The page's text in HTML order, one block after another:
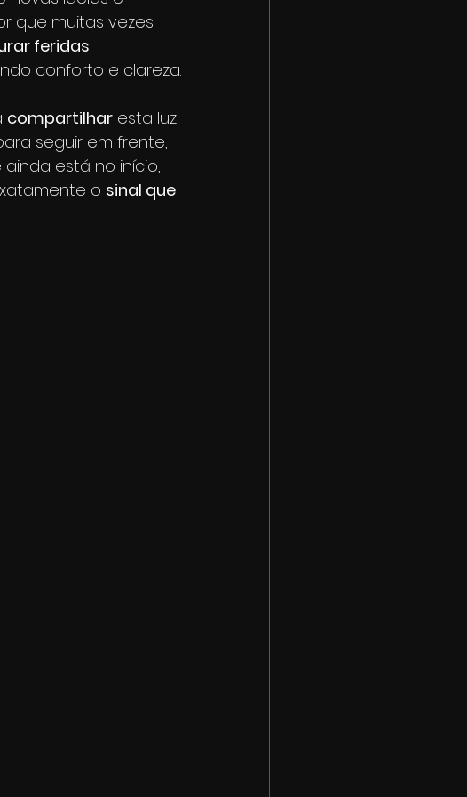
que muitas vezes
feridas
conforto e clareza.
compartilhar esta luz
seguir em frente,
está no início,
o sinal que